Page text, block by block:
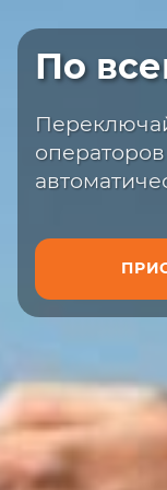
По
сайте или